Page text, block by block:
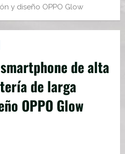
y diseño OPPO Glow
de alta
de larga
OPPO Glow